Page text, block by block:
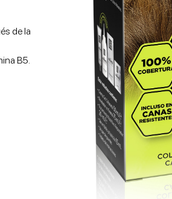
de la
B5.